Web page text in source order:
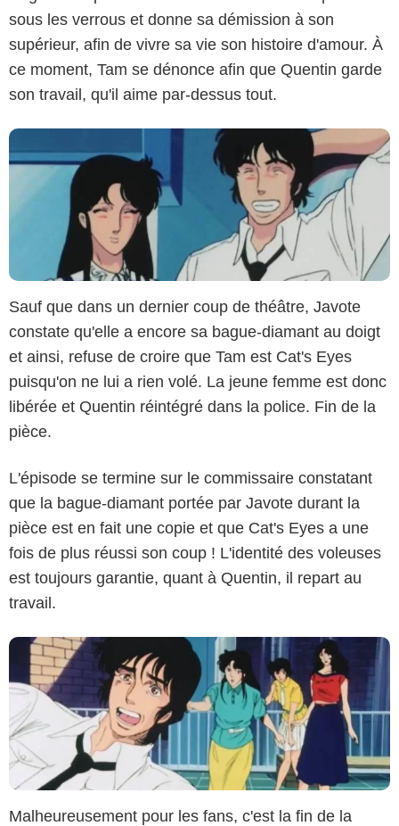
sous les verrous et donne sa démission à son
supérieur, afin de vivre sa vie son histoire d'amour. À
ce moment, Tam se dénonce afin que Quentin garde
son travail, qu'il aime par-dessus tout.
Sauf que dans un dernier coup de théâtre, Javote
constate qu'elle a encore sa bague-diamant au doigt
et ainsi, refuse de croire que Tam est Cat's Eyes
puisqu'on ne lui a rien volé. La jeune femme est donc
libérée et Quentin réintégré dans la police. Fin de la
pièce.
L'épisode se termine sur le commissaire constatant
que la bague-diamant portée par Javote durant la
pièce est en fait une copie et que Cat's Eyes a une
fois de plus réussi son coup ! L'identité des voleuses
est toujours garantie, quant à Quentin, il repart au
travail.
Malheureusement pour les fans, c'est la fin de la